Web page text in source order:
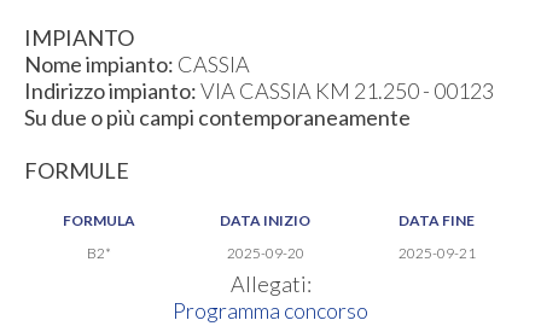
IMPIANTO
Nome impianto: CASSIA
Indirizzo impianto:VIA CASSIA KM 21.250 - 00123
Su due o più campi contemporaneamente
FORMULE
FORMULA DATA INIZIO
DATA FINE
B2*
2025-09-20 2025-09-21
Allegati:
Programma concorso